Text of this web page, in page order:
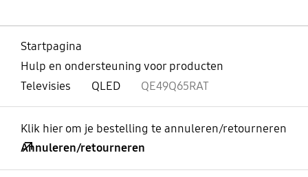
Startpagina
Hulp en ondersteuning voor producten
Televisies
QLED QE49Q65RAT
Klik hier om je bestelling te annuleren/retourneren
Annuleren/retourneren